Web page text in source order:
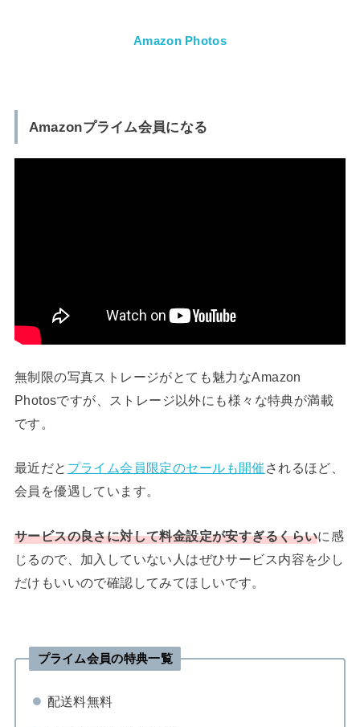
Amazon Photos
Amazonプライム会員になる
無制限の写真ストレージがとても魅力なAmazon
Photosですが、ストレージ以外にも様々な特典が満載
です。
最近だと プライム会員限定のセールも開催 されるほど、
会員を優遇しています。
サービスの良さに対して料金設定が安すぎるくらいに感
じるので、加入していない人はぜひサービス内容を少し
だけもいいので確認してみてほしいです。
プライム会員の特典一覧
配送料無料